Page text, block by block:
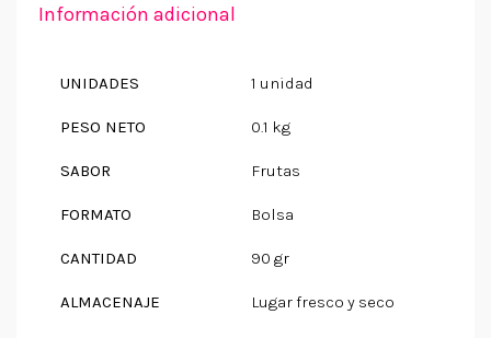
Información adicional
UNIDADES 1 unidad
PESO NETO 0.1 kg
SABOR Frutas
FORMATO Bolsa
CANTIDAD 90 gr
ALMACENAJE Lugar fresco y seco